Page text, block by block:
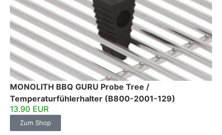
MONOLITH BBQ GURU Probe Tree /
Temperaturfühlerhalter (B800-2001-129)
13.90 EUR
Zum Shop